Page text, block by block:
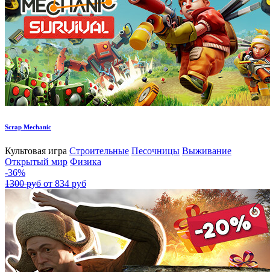
Scrap Mechanic
Культовая игра Строительные Песочницы Выживание
Открытый мир Физика
-36%
1300 руб от 834 руб